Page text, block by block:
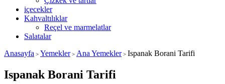
içecekler
Kahvaltılıklar
Reçel ve marmelatlar
Salatalar
Anasayfa > Yemekler> Ana Yemekler> Ispanak Borani Tarifi
Ispanak Borani Tarifi